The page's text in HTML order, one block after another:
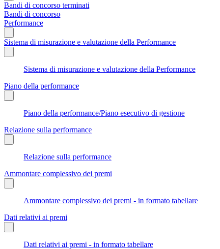
Bandi di concorso terminati
Bandi di concorso
Performance
Sistema di misurazione e valutazione della Performance
Sistema di misurazione e valutazione della Performance
Piano della performance
Piano della performance/Piano esecutivo di gestione
Relazione sulla performance
Relazione sulla performance
Ammontare complessivo dei premi
Ammontare complessivo dei premi - in formato tabellare
Dati relativi ai premi
Dati relativi ai premi - in formato tabellare